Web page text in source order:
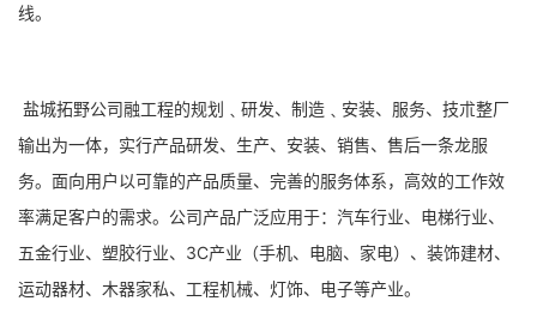
线。
盐城拓野公司融工程的规划﹑研发、制造﹑安装、服务、技朮整厂
输出为一体，实行产品研发、生产、安装、销售、售后一条龙服
务。面向用户以可靠的产品质量、完善的服务体系，高效的工作效
率满足客户的需求。公司产品广泛应用于：汽车行业、电梯行业、
五金行业、塑胶行业、3C产业（手机、电脑、家电）、装饰建材、
运动器材、木器家私、工程机械、灯饰、电子等产业。